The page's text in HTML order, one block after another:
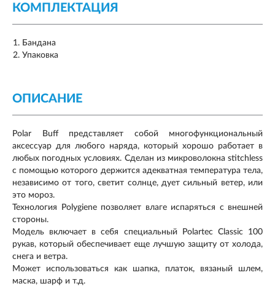
КОМПЛЕКТАЦИЯ
Бандана
Упаковка
ОПИСАНИЕ
Polar Buff представляет собой многофункциональный
аксессуар для любого наряда, который хорошо работает в
любых погодных условиях. Cделан из микроволокна stitchless
с помощью которого держится адекватная температура тела,
независимо от того, светит солнце, дует сильный ветер, или
это мороз.
Технология Polygiene позволяет влаге испаряться с внешней
стороны.
Модель включает в себя специальный Polartec Classic 100
рукав, который обеспечивает еще лучшую защиту от холода,
снега и ветра.
Может использоваться как шапка, платок, вязаный шлем,
маска, шарф и т.д.